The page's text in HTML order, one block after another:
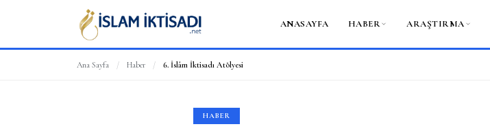
ANASAYFA HABER ARAŞTIRMA
Ana Sayfa / Haber / 6. İslâm İktisadı Atölyesi
HABER